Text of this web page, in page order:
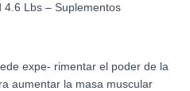
4.6 Lbs – Suplementos
expe- rimentar el poder de la
aumentar la masa muscular